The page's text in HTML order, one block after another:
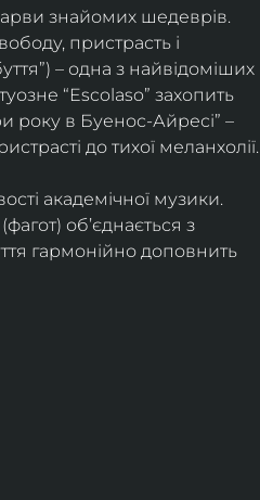
знайомих шедеврів.
пристрасть і
– одна з найвідоміших
“Escolaso” захопить
року в Буенос-Айресі” –
до тихої меланхолії.
академічної музики.
об’єднається з
гармонійно доповнить